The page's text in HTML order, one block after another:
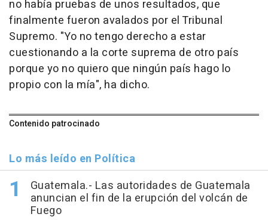
no había pruebas de unos resultados, que
finalmente fueron avalados por el Tribunal
Supremo. "Yo no tengo derecho a estar
cuestionando a la corte suprema de otro país
porque yo no quiero que ningún país hago lo
propio con la mía", ha dicho.
Contenido patrocinado
Lo más leído en Política
Guatemala.- Las autoridades de Guatemala
anuncian el fin de la erupción del volcán de
Fuego